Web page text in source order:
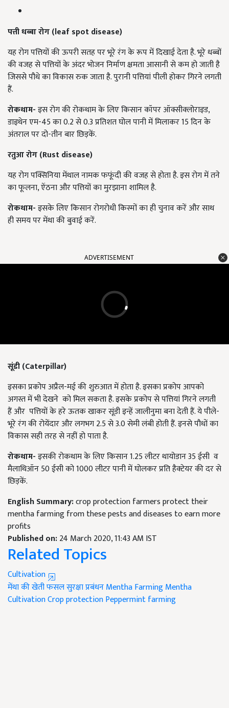
पत्ती धब्बा रोग (leaf spot disease)
यह रोग पत्तियों की ऊपरी सतह पर भूरे रंग के रूप में दिखाई देता है. भूरे धब्बों
की वजह से पत्तियों के अंदर भोजन निर्माण क्षमता आसानी से कम हो जाती है
जिससे पौधे का विकास रुक जाता है. पुरानी पत्तियां पीली होकर गिरने लगती
हैं.
रोकथाम-इस रोग की रोकथाम के लिए किसान कॉपर ऑक्सीक्लोराइड,
डाइथेन एम-45 का 0.2 से 0.3 प्रतिशत घोल पानी में मिलाकर 15 दिन के
अंतराल पर दो-तीन बार छिड़कें.
रतुआ रोग (Rust disease)
यह रोग पक्सिनिया मेंथाल नामक फफूंदी की वजह से होता है. इस रोग में तने
का फूलना, ऐंठना और पत्तियों का मुरझाना शामिल है.
रोकथाम-इसके लिए किसान रोगरोधी किस्मों का ही चुनाव करें और साथ
ही समय पर मेंथा की बुवाई करें.
ADVERTISEMENT
सूंडी (Caterpillar)
इसका प्रकोप अप्रैल-मई की शुरुआत में होता है. इसका प्रकोप आपको
अगस्त में भी देखने को मिल सकता है. इसके प्रकोप से पत्तियां गिरने लगती
हैं और पत्तियों के हरे ऊतक खाकर सूंडी इन्हें जालीनुमा बना देती हैं. ये पीले-
भूरे रंग की रोयेंदार और लगभग 2.5 से 3.0 सेमी लंबी होती हैं. इनसे पौधों का
विकास सही तरह से नहीं हो पाता है.
रोकथाम-इसकी रोकथाम के लिए किसान 1.25 लीटर थायोडान 35 ईसी व
मैलाथिऑन 50 ईसी को 1000 लीटर पानी में घोलकर प्रति हैक्टेयर की दर से
छिड़कें.
English Summary:crop protection farmers protect their
mentha farming from these pests and diseases to earn more
profits
Published on:24 March 2020, 11:43 AM IST
Related Topics
Cultivation
मेंथा की खेतीफसल सुरक्षा प्रबंधनMentha FarmingMentha
CultivationCrop protectionPeppermint farming